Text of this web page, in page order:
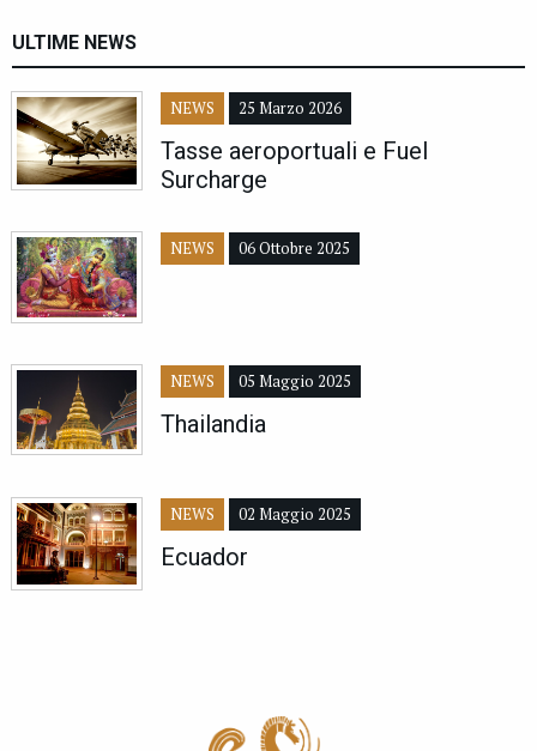
ULTIME NEWS
NEWS 25 Marzo 2026
Tasse aeroportuali e Fuel
Surcharge
NEWS 06 Ottobre 2025
NEWS 05 Maggio 2025
Thailandia
NEWS 02 Maggio 2025
Ecuador